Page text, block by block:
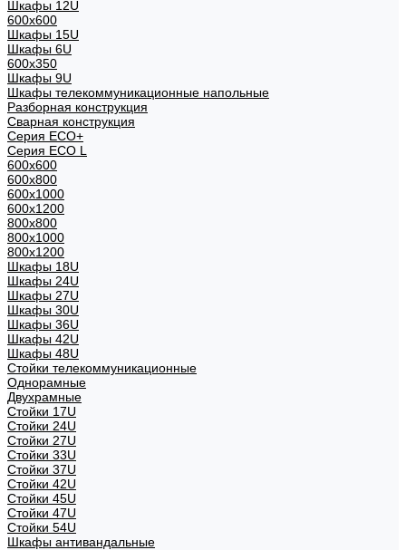
Шкафы 12U
600x600
Шкафы 15U
Шкафы 6U
600x350
Шкафы 9U
Шкафы телекоммуникационные напольные
Разборная конструкция
Сварная конструкция
Серия ECO+
Серия ECO L
600x600
600x800
600х1000
600х1200
800x800
800х1000
800х1200
Шкафы 18U
Шкафы 24U
Шкафы 27U
Шкафы 30U
Шкафы 36U
Шкафы 42U
Шкафы 48U
Стойки телекоммуникационные
Однорамные
Двухрамные
Стойки 17U
Стойки 24U
Стойки 27U
Стойки 33U
Стойки 37U
Стойки 42U
Стойки 45U
Стойки 47U
Стойки 54U
Шкафы антивандальные